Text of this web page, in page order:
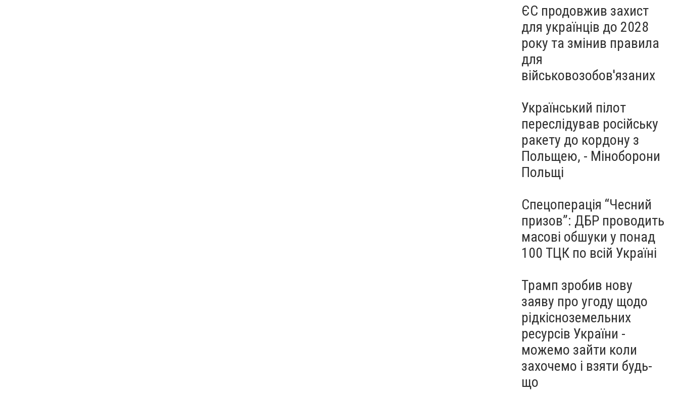
ЄС продовжив захист
для українців до 2028
року та змінив правила
для
військовозобов'язаних
Український пілот
переслідував російську
ракету до кордону з
Польщею, - Міноборони
Польщі
Спецоперація “Чесний
призов”: ДБР проводить
масові обшуки у понад
100 ТЦК по всій Україні
Трамп зробив нову
заяву про угоду щодо
рідкісноземельних
ресурсів України -
можемо зайти коли
захочемо і взяти будь-
що